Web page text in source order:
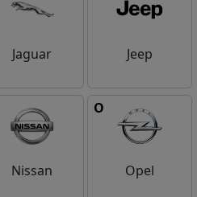
Jaguar Jeep
Nissan
O
Opel